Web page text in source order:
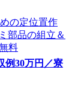
例30万円／寮